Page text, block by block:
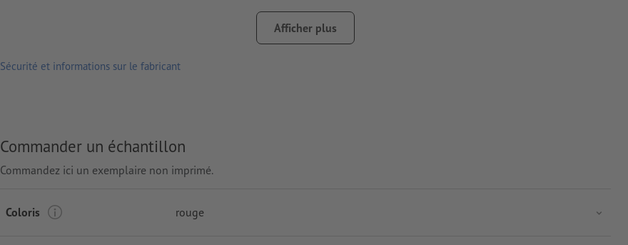
Afficher plus
Sécurité et informations sur le fabricant
Commander un échantillon
Commandez ici un exemplaire non imprimé.
Coloris rouge